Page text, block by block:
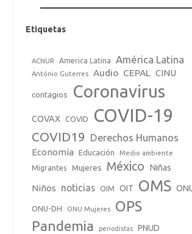
Etiquetas
ACNUR America Latina América Latina
António Guterres Audio CEPAL CINU
contagios Coronavirus
COVAX COVID COVID-19
COVID19 Derechos Humanos
Economía Educación Medio ambiente
Migrantes Mujeres México Niñas
Niños noticias OIM OIT OMS
ONU-DH ONU Mujeres OPS
Pandemia periodistas PNUD